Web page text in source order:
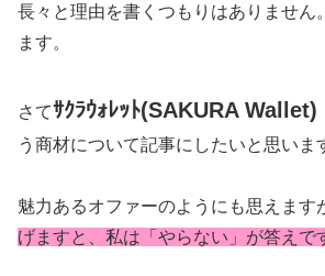
長々と理由を書くつもりはありません
ます。
さてｻｸﾗｳｫﾚｯﾄ(SAKURA
う商材について記事にしたいと思いま
魅力あるオファーのようにも思えます
げますと、私は「やらない」が答えで